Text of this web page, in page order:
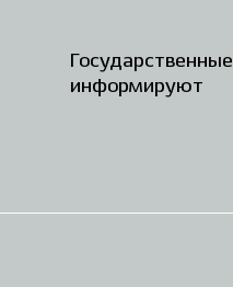
информируют